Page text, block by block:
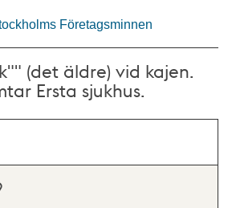
Företagsminnen
(det äldre) vid kajen.
Ersta sjukhus.